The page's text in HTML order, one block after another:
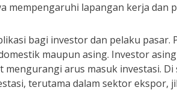
mempengaruhi lapangan kerja dan
bagi investor dan pelaku pasar.
maupun asing. Investor
arus masuk investasi.
terutama dalam sektor ekspor,